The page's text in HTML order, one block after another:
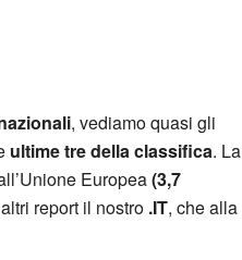
, vediamo quasi gli
ultime tre della classifica. La
Europea(3,7
report il nostro .IT, che alla